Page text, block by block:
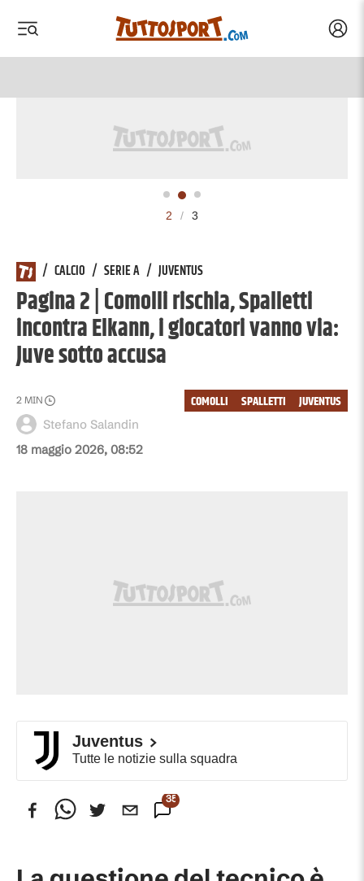
2 / 3
/ CALCIO / SERIE A / JUVENTUS
Pagina 2 | Comolli rischia, Spalletti
incontra Elkann, i giocatori vanno via:
Juve sotto accusa
18 maggio 2026, 08:52
Stefano Salandin
2 MIN JUVENTUS
SPALLETTI
COMOLLI
Juventus
Tutte le notizie sulla squadra
353